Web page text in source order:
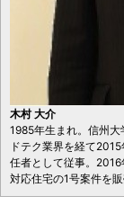
木村 大介
1985年生まれ。信州
ドテク業界を経て
任者として従事。
対応住宅の1号案件を